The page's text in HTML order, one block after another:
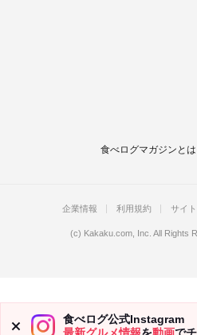
食べログマガジンとは
食べログ公式Instagram
企業情報 利用規約 サイ
(c) Kakaku.com, Inc. All Rights